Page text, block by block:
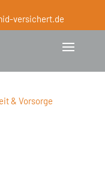
versichert.de
& Vorsorge